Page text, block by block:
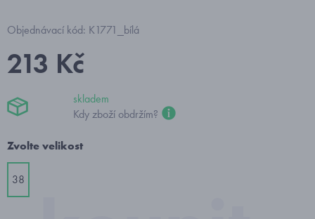
Objednávací kód: K1771_bílá
213 Kč
skladem
Kdy zboží obdržím?
Zvolte velikost
38